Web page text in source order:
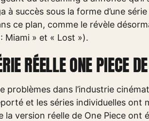
succès sous la forme d’une
ce plan, comme le révèle
Miami » et « Lost »).
RÉELLE ONE PIECE
problèmes dans l’industrie
et les séries individuelles ont
version réelle de One Piece ont